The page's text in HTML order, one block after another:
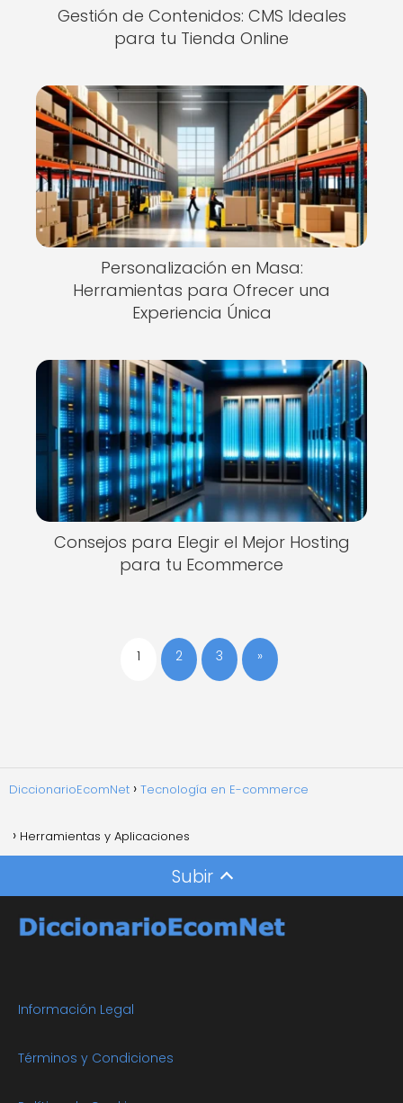
Gestión de Contenidos: CMS Ideales
para tu Tienda Online
Personalización en Masa:
Herramientas para Ofrecer una
Experiencia Única
Consejos para Elegir el Mejor Hosting
para tu Ecommerce
1 2 3 »
DiccionarioEcomNet Tecnología en E-commerce
Herramientas y Aplicaciones
Subir
Información Legal
Términos y Condiciones